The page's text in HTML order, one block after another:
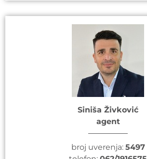
Siniša Živković
agent
broj uverenja: 5497